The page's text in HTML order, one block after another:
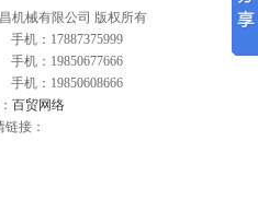
机械有限公司 版权所有
机：17887375999
机：19850677666
机：19850608666
百贸网络
链接：